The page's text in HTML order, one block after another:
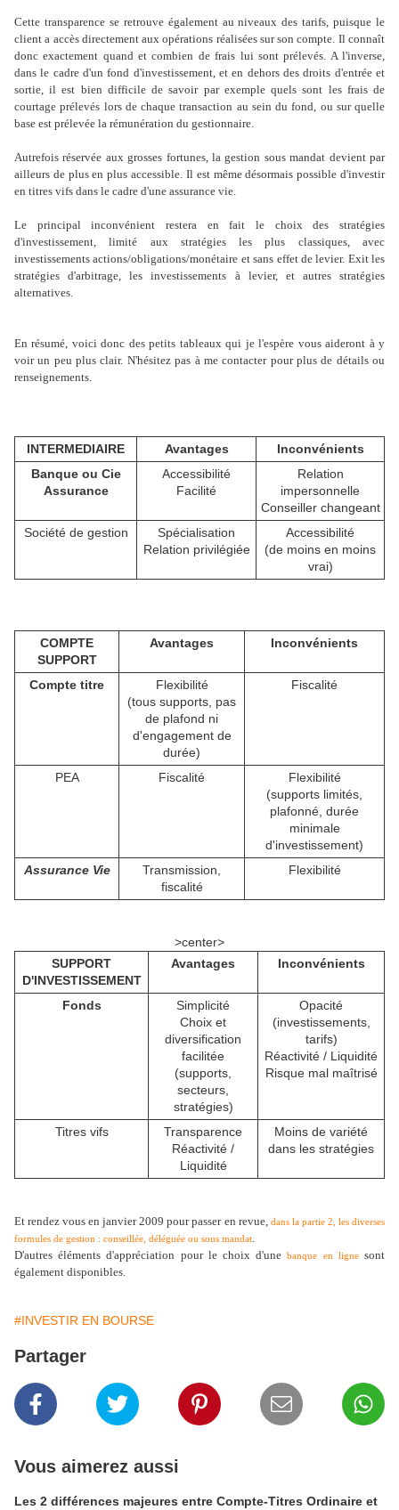
Cette transparence se retrouve également au niveaux des tarifs, puisque le
client a accès directement aux opérations réalisées sur son compte. Il connaît
donc exactement quand et combien de frais lui sont prélevés. A l'inverse,
dans le cadre d'un fond d'investissement, et en dehors des droits d'entrée et
sortie, il est bien difficile de savoir par exemple quels sont les frais de
courtage prélevés lors de chaque transaction au sein du fond, ou sur quelle
base est prélevée la rémunération du gestionnaire.
Autrefois réservée aux grosses fortunes, la gestion sous mandat devient par
ailleurs de plus en plus accessible. Il est même désormais possible d'investir
en titres vifs dans le cadre d'une assurance vie.
Le principal inconvénient restera en fait le choix des stratégies
d'investissement, limité aux stratégies les plus classiques, avec
investissements actions/obligations/monétaire et sans effet de levier. Exit les
stratégies d'arbitrage, les investissements à levier, et autres stratégies
alternatives.
En résumé, voici donc des petits tableaux qui je l'espère vous aideront à y
voir un peu plus clair. N'hésitez pas à me contacter pour plus de détails ou
renseignements.
INTERMEDIAIRE Avantages
Inconvénients
Banque ou Cie
Assurance
Accessibilité
Facilité
Relation
impersonnelle
Conseiller changeant
Société de gestion
Spécialisation
Relation privilégiée
Accessibilité
(de moins en moins
vrai)
COMPTE
SUPPORT
Avantages Inconvénients
Compte titre
Flexibilité
(tous supports, pas
de plafond ni
d'engagement de
durée)
Fiscalité
PEA Fiscalité
Flexibilité
(supports limités,
plafonné, durée
minimale
d'investissement)
Assurance Vie
Transmission,
fiscalité
Flexibilité
>center>
SUPPORT
D'INVESTISSEMENT
Avantages Inconvénients
Fonds
Simplicité
Choix et
diversification
facilitée
(supports,
secteurs,
stratégies)
Opacité
(investissements,
tarifs)
Réactivité / Liquidité
Risque mal maîtrisé
Titres vifs
Transparence
Réactivité /
Liquidité
Moins de variété
dans les stratégies
Et rendez vous en janvier 2009 pour passer en revue, dans la partie 2, les diverses
formules de gestion : conseillée, déléguée ou sous mandat.
D'autres éléments d'appréciation pour le choix d'unebanque en lignesont
également disponibles.
#INVESTIR EN BOURSE
Partager
Vous aimerez aussi
Les 2 différences majeures entre Compte-Titres Ordinaire et